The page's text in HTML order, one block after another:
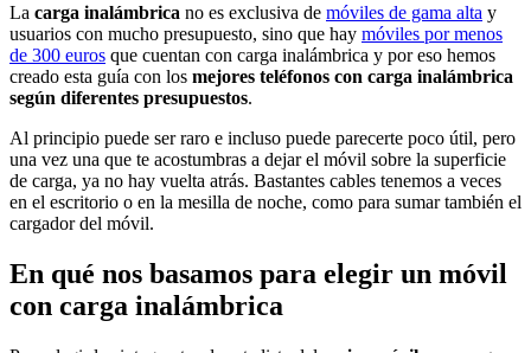
La carga inalámbrica no es exclusiva de móviles de gama alta y
usuarios con mucho presupuesto, sino que hay móviles por menos
de 300 euros que cuentan con carga inalámbrica y por eso hemos
creado esta guía con los mejores teléfonos con carga inalámbrica
según diferentes presupuestos.
Al principio puede ser raro e incluso puede parecerte poco útil, pero
una vez una que te acostumbras a dejar el móvil sobre la superficie
de carga, ya no hay vuelta atrás. Bastantes cables tenemos a veces
en el escritorio o en la mesilla de noche, como para sumar también el
cargador del móvil.
En qué nos basamos para elegir un móvil
con carga inalámbrica